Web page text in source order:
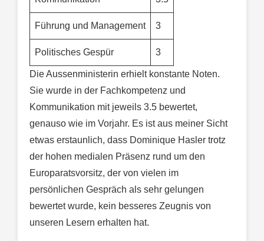
Führung und Management 3
Politisches Gespür 3
Die Aussenministerin erhielt konstante Noten.
Sie wurde in der Fachkompetenz und
Kommunikation mit jeweils 3.5 bewertet,
genauso wie im Vorjahr. Es ist aus meiner Sicht
etwas erstaunlich, dass Dominique Hasler trotz
der hohen medialen Präsenz rund um den
Europaratsvorsitz, der von vielen im
persönlichen Gespräch als sehr gelungen
bewertet wurde, kein besseres Zeugnis von
unseren Lesern erhalten hat.